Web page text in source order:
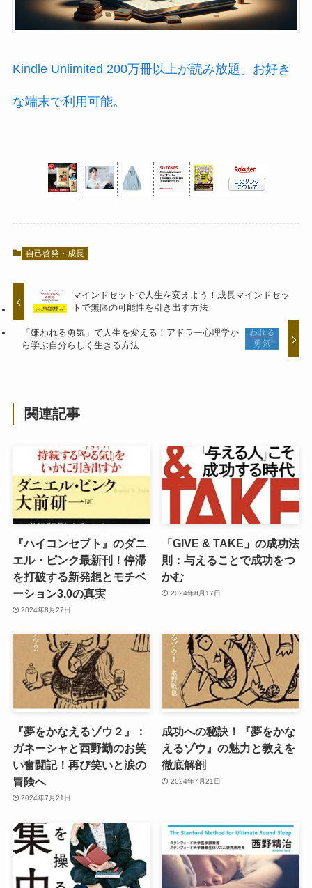
Kindle Unlimited 200万冊以上が読み放題。お好き
な端末で利用可能。
自己啓発・成長
マインドセットで人生を変えよう！成長マインドセッ
トで無限の可能性を引き出す方法
「嫌われる勇気」で人生を変える！アドラー心理学か
ら学ぶ自分らしく生きる方法
関連記事
『ハイコンセプト』のダニ
エル・ピンク最新刊！停滞
を打破する新発想とモチベ
ーション3.0の真実
2024年8月27日
「GIVE & TAKE」の成功法
則：与えることで成功をつ
かむ
2024年8月17日
『夢をかなえるゾウ２』：
ガネーシャと西野勤のお笑
い奮闘記！再び笑いと涙の
冒険へ
2024年7月21日
成功への秘訣！『夢をかな
えるゾウ』の魅力と教えを
徹底解剖
2024年7月21日